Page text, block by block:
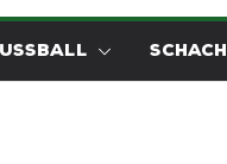
SCHACH